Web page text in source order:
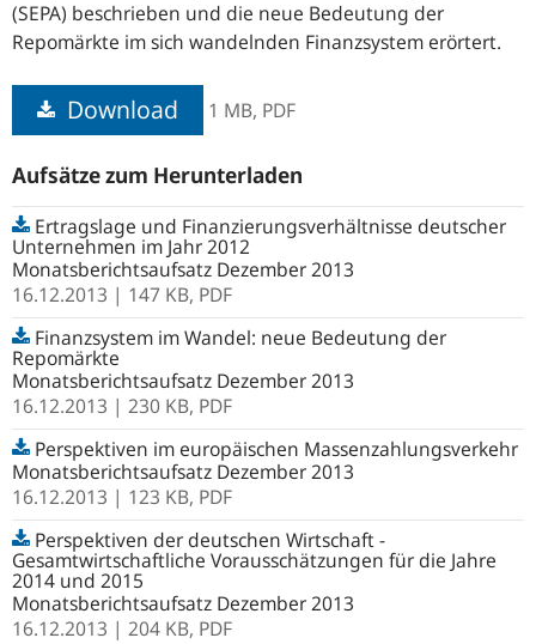
(SEPA) beschrieben und die neue Bedeutung der
Repomärkte im sich wandelnden Finanzsystem erörtert.
Download 1 MB, PDF
Aufsätze zum Herunterladen
Ertragslage und Finanzierungsverhältnisse deutscher
Unternehmen im Jahr 2012
Monatsberichtsaufsatz Dezember 2013
16.12.2013 | 147 KB, PDF
Finanzsystem im Wandel: neue Bedeutung der
Repomärkte
Monatsberichtsaufsatz Dezember 2013
16.12.2013 | 230 KB, PDF
Perspektiven im europäischen Massenzahlungsverkehr
Monatsberichtsaufsatz Dezember 2013
16.12.2013 | 123 KB, PDF
Perspektiven der deutschen Wirtschaft -
Gesamtwirtschaftliche Vorausschätzungen für die Jahre
2014 und 2015
Monatsberichtsaufsatz Dezember 2013
16.12.2013 | 204 KB, PDF